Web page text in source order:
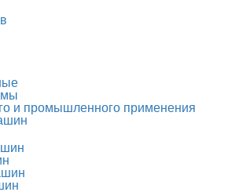
и промышленного применения